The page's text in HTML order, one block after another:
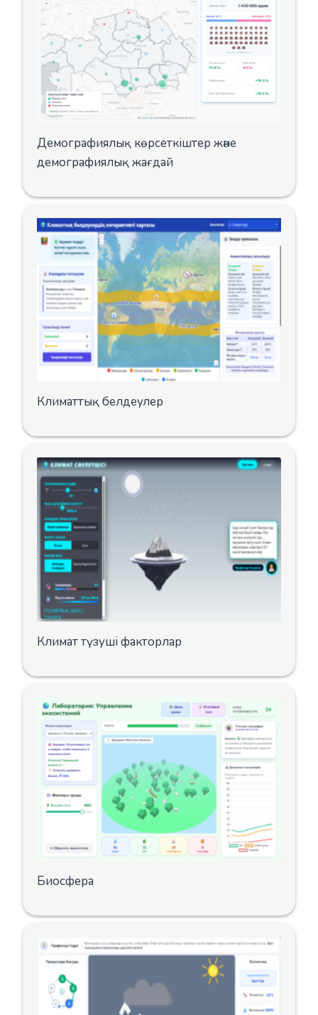
Демографиялық көрсеткіштер және
демографиялық жағдай
Климаттық белдеулер
Климат түзуші факторлар
Биосфера